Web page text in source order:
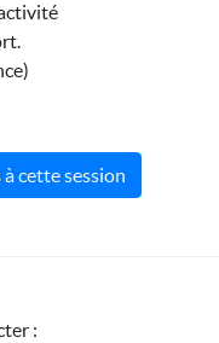
à cette session
: